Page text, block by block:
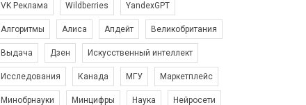
VK Реклама Wildberries YandexGPT
Алгоритмы Алиса Апдейт Великобритания
Выдача Дзен Искусственный интеллект
Исследования Канада МГУ Маркетплейс
Минобрнауки Минцифры Наука Нейросети